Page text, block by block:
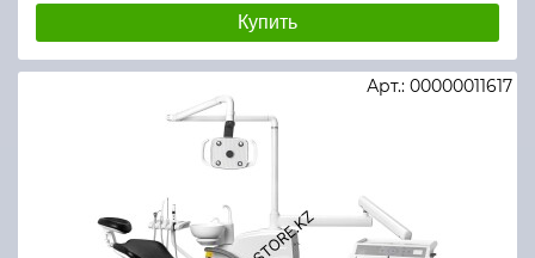
Купить
Арт.: 00000011617